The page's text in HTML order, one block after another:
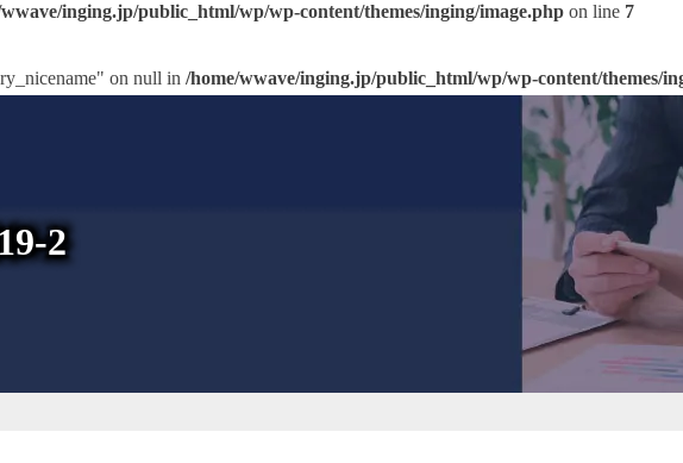
inging.jp/public_html/wp/wp-content/themes/inging/image.php on line 7
on null in /home/wwave/inging.jp/public_html/wp/wp-content/themes/
2